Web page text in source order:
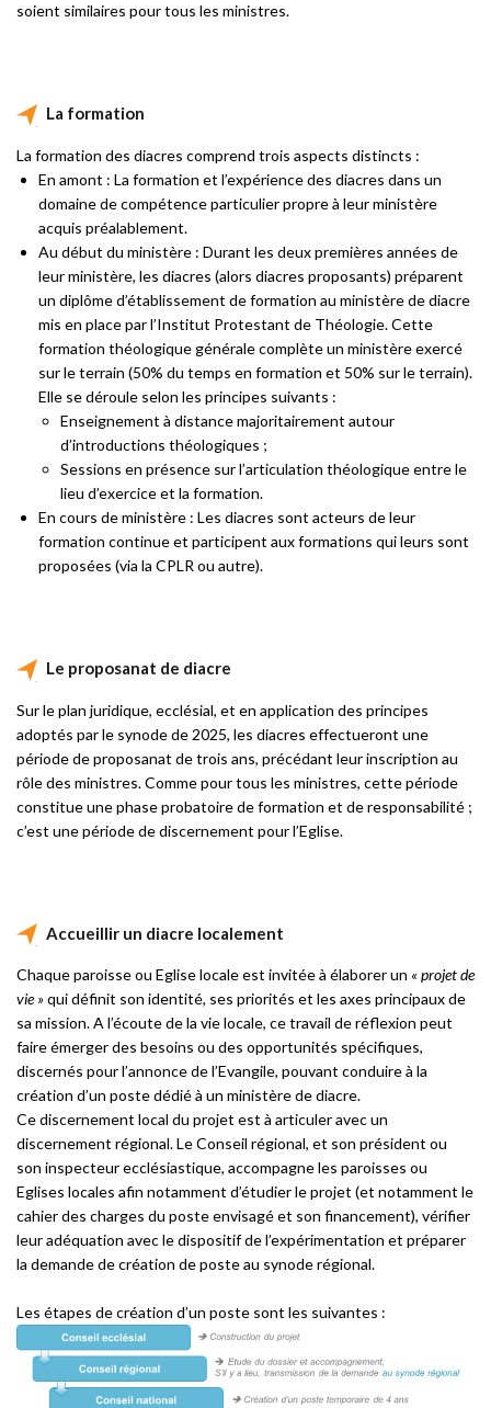
soient similaires pour tous les ministres.
La formation
La formation des diacres comprend trois aspects distincts :
En amont : La formation et l’expérience des diacres dans un
domaine de compétence particulier propre à leur ministère
acquis préalablement.
Au début du ministère : Durant les deux premières années de
leur ministère, les diacres (alors diacres proposants) préparent
un diplôme d’établissement de formation au ministère de diacre
mis en place par l’Institut Protestant de Théologie. Cette
formation théologique générale complète un ministère exercé
sur le terrain (50% du temps en formation et 50% sur le terrain).
Elle se déroule selon les principes suivants :
Enseignement à distance majoritairement autour
d’introductions théologiques ;
Sessions en présence sur l’articulation théologique entre le
lieu d’exercice et la formation.
En cours de ministère : Les diacres sont acteurs de leur
formation continue et participent aux formations qui leurs sont
proposées (via la CPLR ou autre).
Le proposanat de diacre
Sur le plan juridique, ecclésial, et en application des principes
adoptés par le synode de 2025, les diacres effectueront une
période de proposanat de trois ans, précédant leur inscription au
rôle des ministres. Comme pour tous les ministres, cette période
constitue une phase probatoire de formation et de responsabilité ;
c’est une période de discernement pour l’Eglise.
Accueillir un diacre localement
Chaque paroisse ou Eglise locale est invitée à élaborer un « projet de
vie »qui définit son identité, ses priorités et les axes principaux de
sa mission. A l’écoute de la vie locale, ce travail de réflexion peut
faire émerger des besoins ou des opportunités spécifiques,
discernés pour l’annonce de l’Evangile, pouvant conduire à la
création d’un poste dédié à un ministère de diacre.
Ce discernement local du projet est à articuler avec un
discernement régional. Le Conseil régional, et son président ou
son inspecteur ecclésiastique, accompagne les paroisses ou
Eglises locales afin notamment d’étudier le projet (et notamment le
cahier des charges du poste envisagé et son financement), vérifier
leur adéquation avec le dispositif de l’expérimentation et préparer
la demande de création de poste au synode régional.
Les étapes de création d’un poste sont les suivantes :